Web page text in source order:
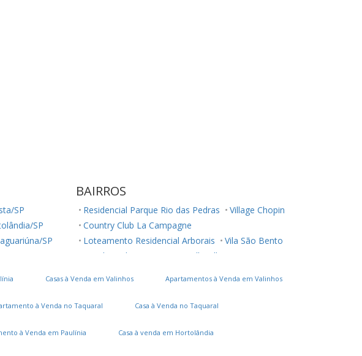
SP
SP
SP
SP
BAIRROS
Residencial Parque Rio das Pedras
Village Chopin
Country Club La Campagne
Loteamento Residencial Arborais
Vila São Bento
Residencial Terra Nova
Belle Ville
Conjunto Residencial Parque São Bento
Parque Maria Helena
Vila Manoel Ferreira
Loteamento Residencial Novo Mundo
Casas à Venda em Valinhos Apartamentos à Venda em Valinhos
à Venda no Taquaral Casa à Venda no Taquaral
à Venda em Paulínia Casa à venda em Hortolândia